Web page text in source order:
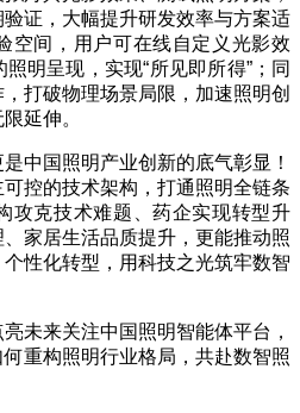
证，大幅提升研发效率与方案适
空间，用户可在线自定义光影效
明呈现，实现“所见即所得”；同
打破物理场景局限，加速照明创
延伸。
中国照明产业创新的底气彰显！
控的技术架构，打通照明全链条
攻克技术难题、药企实现转型升
家居生活品质提升，更能推动照
性化转型，用科技之光筑牢数智
未来关注中国照明智能体平台，
重构照明行业格局，共赴数智照